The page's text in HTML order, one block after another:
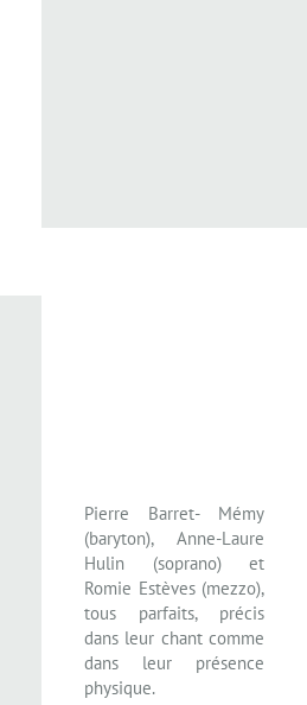
Pierre Barret- Mémy
(baryton), Anne-Laure
Hulin (soprano) et
Romie Estèves (mezzo),
tous parfaits, précis
dans leur chant comme
dans leur présence
physique.